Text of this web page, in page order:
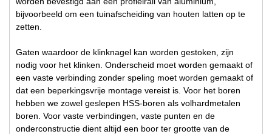
bijvoorbeeld om een tuinafscheiding van houten latten op te
zetten.
Gaten waardoor de klinknagel kan worden gestoken, zijn
nodig voor het klinken. Onderscheid moet worden gemaakt of
een vaste verbinding zonder speling moet worden gemaakt of
dat een beperkingsvrije montage vereist is. Voor het boren
hebben we zowel geslepen HSS-boren als volhardmetalen
boren. Voor vaste verbindingen, vaste punten en de
onderconstructie dient altijd een boor ter grootte van de